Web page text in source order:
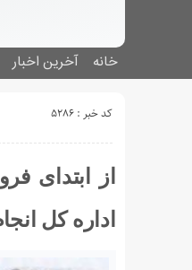
خانه آخرین اخبار
کد خبر : 5286
اداره کل